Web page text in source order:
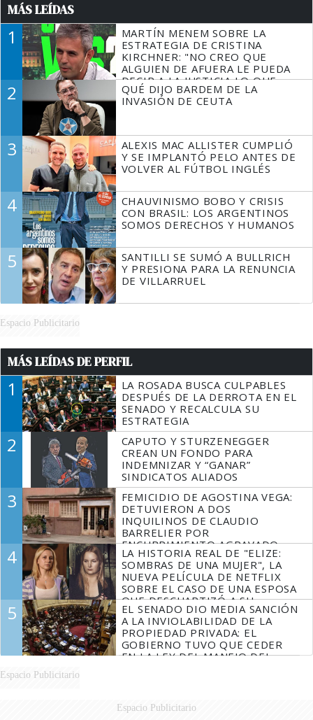
MÁS LEÍDAS
1
MARTÍN MENEM SOBRE LA
ESTRATEGIA DE CRISTINA
KIRCHNER: "NO CREO QUE
ALGUIEN DE AFUERA LE PUEDA
DECIR A LA JUSTICIA LO QUE
TIENE QUE HACER"
2
QUÉ DIJO BARDEM DE LA
INVASIÓN DE CEUTA
3
ALEXIS MAC ALLISTER CUMPLIÓ
Y SE IMPLANTÓ PELO ANTES DE
VOLVER AL FÚTBOL INGLÉS
4
CHAUVINISMO BOBO Y CRISIS
CON BRASIL: LOS ARGENTINOS
SOMOS DERECHOS Y HUMANOS
5
SANTILLI SE SUMÓ A BULLRICH
Y PRESIONA PARA LA RENUNCIA
DE VILLARRUEL
Espacio Publicitario
MÁS LEÍDAS DE PERFIL
1
LA ROSADA BUSCA CULPABLES
DESPUÉS DE LA DERROTA EN EL
SENADO Y RECALCULA SU
ESTRATEGIA
2
CAPUTO Y STURZENEGGER
CREAN UN FONDO PARA
INDEMNIZAR Y “GANAR”
SINDICATOS ALIADOS
3
FEMICIDIO DE AGOSTINA VEGA:
DETUVIERON A DOS
INQUILINOS DE CLAUDIO
BARRELIER POR
ENCUBRIMIENTO AGRAVADO
4
LA HISTORIA REAL DE "ELIZE:
SOMBRAS DE UNA MUJER", LA
NUEVA PELÍCULA DE NETFLIX
SOBRE EL CASO DE UNA ESPOSA
QUE DESCUARTIZÓ A SU
MARIDO
5
EL SENADO DIO MEDIA SANCIÓN
A LA INVIOLABILIDAD DE LA
PROPIEDAD PRIVADA: EL
GOBIERNO TUVO QUE CEDER
EN LA LEY DEL MANEJO DEL
Espacio Publicitario
Espacio Publicitario